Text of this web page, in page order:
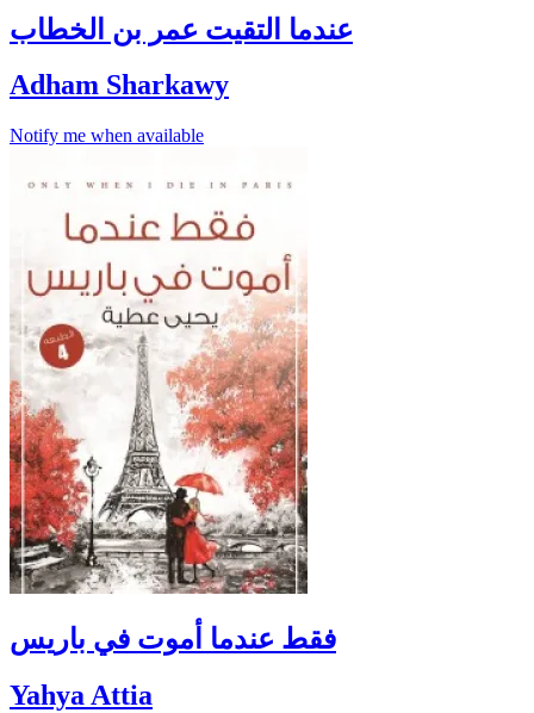
عندما التقيت عمر بن الخطاب
Adham Sharkawy
Notify me when available
فقط عندما أموت في باريس
Yahya Attia